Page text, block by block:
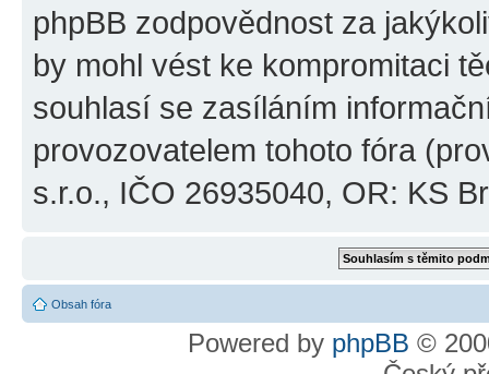
phpBB zodpovědnost za
by mohl vést ke kompromitaci
souhlasí se zasíláním
provozovatelem tohoto fóra
s.r.o., IČO 26935040, OR: KS
Obsah fóra
Powered by phpBB ©